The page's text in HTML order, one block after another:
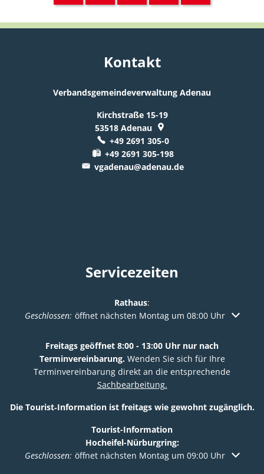
Kontakt
Verbandsgemeindeverwaltung Adenau
Kirchstraße 15-19
53518 Adenau
+49 2691 305-0
+49 2691 305-198
vgadenau@adenau.de
Servicezeiten
Rathaus:
Klicken, um weitere Öffnungs- oder Schließzeiten
Geschlossen: öffnet nächsten Montag um 08:00 Uhr
Freitags geöffnet 8:00 - 13:00 Uhr nur nach
Terminvereinbarung. Wenden Sie sich für Ihre
Terminvereinbarung direkt an die entsprechende
Sachbearbeitung.
Die Tourist‑Information ist freitags wie gewohnt zugänglich.
Tourist-Information
Hocheifel-Nürburgring:
Klicken, um weitere Öffnungs- oder Schließzeiten
Geschlossen: öffnet nächsten Montag um 09:00 Uhr